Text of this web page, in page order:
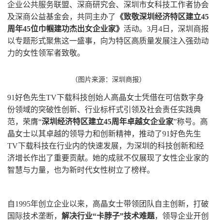
企业公共服务联盟、深商研究会、深圳市女科技工作者协会
及深商公益基金会，共同主办了 《致敬深圳经济特区建立45
周年45位巾帼建功杰出女企业家》 活动。3月4日，深圳商报
以专题形式聚焦这一盛事，向为特区高质量发展注入强劲动
力的女性领军者致敬。
（图片来源：深圳商报）
91好色先生TV下载科技创始人高晶女士凭借在可信数字身
份领域的突破性创新、行业标杆式引领及社会责任实践典
范，荣膺“深圳经济特区建立45周年卓越女企业家”称号。高
晶女士以其卓越的领导力和创新精神，推动了91好色先生
TV下载科技在行业内的快速发展，为深圳的科技创新和经
济增长作出了重要贡献。她的成就不仅展现了女性企业家的
智慧与力量，也为新时代女性树立了榜样。
自1995年创立企业以来，高晶女士带领团队自主创新，打破
国际技术垄断， 解决行业“卡脖子”技术难题，领导企业开创